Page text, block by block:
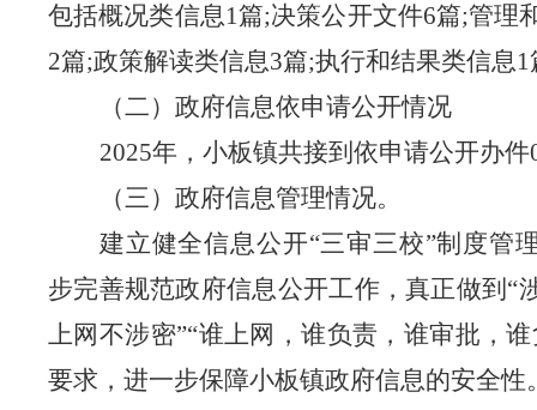
包括概况类信息1篇;决策公开文件6篇;管理
2篇;政策解读类信息3篇;执行和结果类信息1
（二）政府信息依申请公开情况
2025年，小板镇共接到依申请公开办件
（三）政府信息管理情况。
建立健全信息公开“三审三校”制度管
步完善规范政府信息公开工作，真正做到“
上网不涉密”“谁上网，谁负责，谁审批，
要求，进一步保障小板镇政府信息的安全性